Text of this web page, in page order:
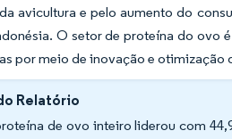
avicultura e pelo aumento do
O setor de proteína do
por meio de inovação e otimização
Relatório
de ovo inteiro liderou com